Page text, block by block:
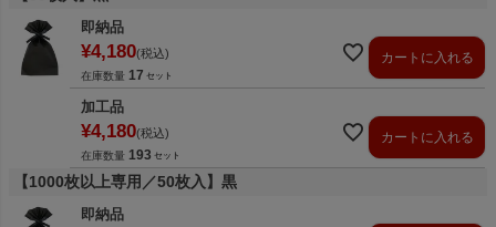
即納品
¥4,180 税込
在庫数量 17
カートに入れる
加工品
¥4,180 税込
在庫数量 193
カートに入れる
【1000枚以上専用／50枚入】黒
即納品